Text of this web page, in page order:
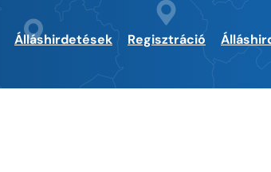
Álláshirdetések Regisztráció